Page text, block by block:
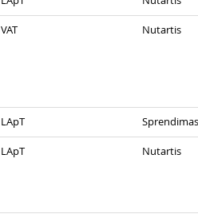
VAT Nutartis
LApT Sprendimas
LApT Nutartis